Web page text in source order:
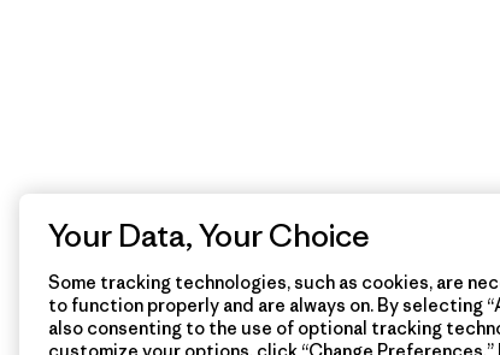
Your Data, Your Choice
Some tracking technologies, such as cookies, are
to function properly and are always on. By selecting
also consenting to the use of optional tracking